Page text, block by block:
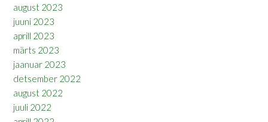
august 2023
juuni 2023
aprill 2023
märts 2023
jaanuar 2023
detsember 2022
august 2022
juuli 2022